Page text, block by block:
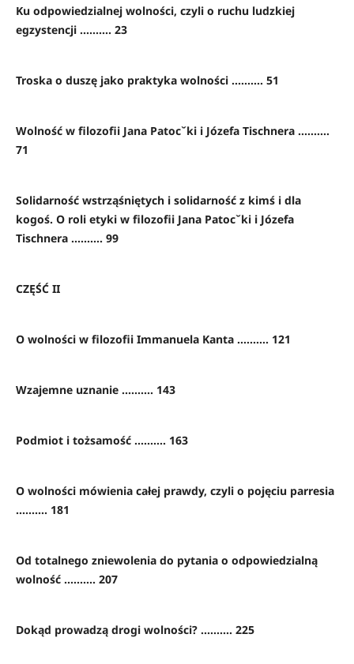
Ku odpowiedzialnej wolności, czyli o ruchu ludzkiej
egzystencji .......... 23
Troska o duszę jako praktyka wolności .......... 51
Wolność w filozofii Jana Patocˇki i Józefa Tischnera ..........
71
Solidarność wstrząśniętych i solidarność z kimś i dla
kogoś. O roli etyki w filozofii Jana Patocˇki i Józefa
Tischnera .......... 99
CZĘŚĆ II
O wolności w filozofii Immanuela Kanta .......... 121
Wzajemne uznanie .......... 143
Podmiot i tożsamość .......... 163
O wolności mówienia całej prawdy, czyli o pojęciu parresia
.......... 181
Od totalnego zniewolenia do pytania o odpowiedzialną
wolność .......... 207
Dokąd prowadzą drogi wolności? .......... 225